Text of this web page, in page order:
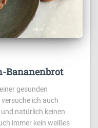
Bananenbrot
gesunden
ich auch
natürlich keinen
immer kein weißes